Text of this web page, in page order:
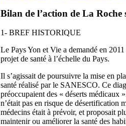
Bilan de l’action de La
1- BREF HISTORIQUE
Le Pays Yon et Vie a demandé en
projet de santé à l’échelle du Pays.
Il s’agissait de poursuivre la mise en
santé réalisé par le SANESCO. Ce
préoccupaient des « déserts
n’était pas en risque de désertification
médecins était à prévoir, et proposait
maintenir ou améliorer la santé des